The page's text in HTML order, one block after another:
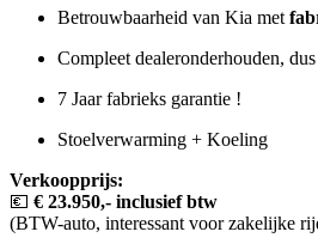
Betrouwbaarheid van Kia met
Compleet dealeronderhouden,
7 Jaar fabrieks garantie !
Stoelverwarming + Koeling
Verkoopprijs:
💶 € 23.950,- inclusief btw
(BTW-auto, interessant voor zakelijke